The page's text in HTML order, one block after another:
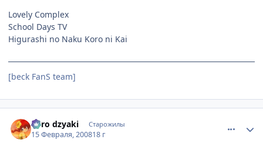
Lovely Complex
School Days TV
Higurashi no Naku Koro ni Kai
[beck FanS team]
niiro dzyaki Старожилы
15 Февраля, 200818 г